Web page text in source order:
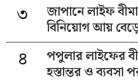
৩
জাপানে লাইফ
বিনিয়োগ আয়
৪
পপুলার লাইফের
হস্তান্তর ও ব্যবসা